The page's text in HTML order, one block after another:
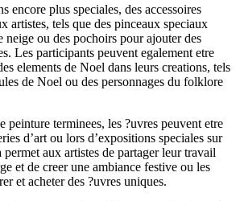
encore plus speciales, des accessoires
artistes, tels que des pinceaux speciaux
neige ou des pochoirs pour ajouter des
Les participants peuvent egalement etre
elements de Noel dans leurs creations, tels
de Noel ou des personnages du folklore
peinture terminees, les ?uvres peuvent etre
d’art ou lors d’expositions speciales sur
aux artistes de partager leur travail
et de creer une ambiance festive ou les
et acheter des ?uvres uniques.